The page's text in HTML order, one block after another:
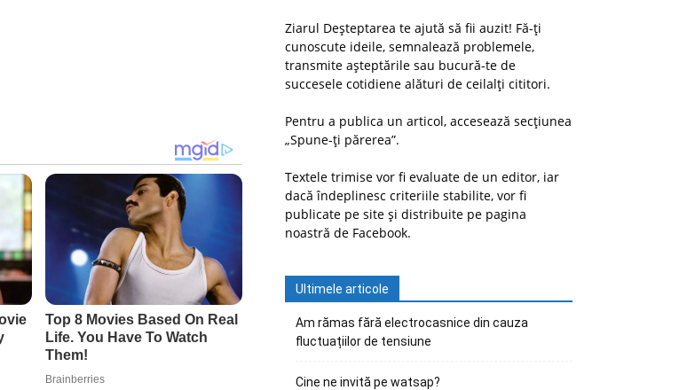
Ziarul Deșteptarea te ajută să fii auzit! Fă-ți
cunoscute ideile, semnalează problemele,
transmite așteptările sau bucură-te de
succesele cotidiene alături de ceilalți cititori.
Pentru a publica un articol, accesează secțiunea
„Spune-ți părerea”.
Textele trimise vor fi evaluate de un editor, iar
dacă îndeplinesc criteriile stabilite, vor fi
publicate pe site și distribuite pe pagina
noastră de Facebook.
Ultimele articole
Am rămas fără electrocasnice din cauza
fluctuațiilor de tensiune
Cine ne invită pe watsap?